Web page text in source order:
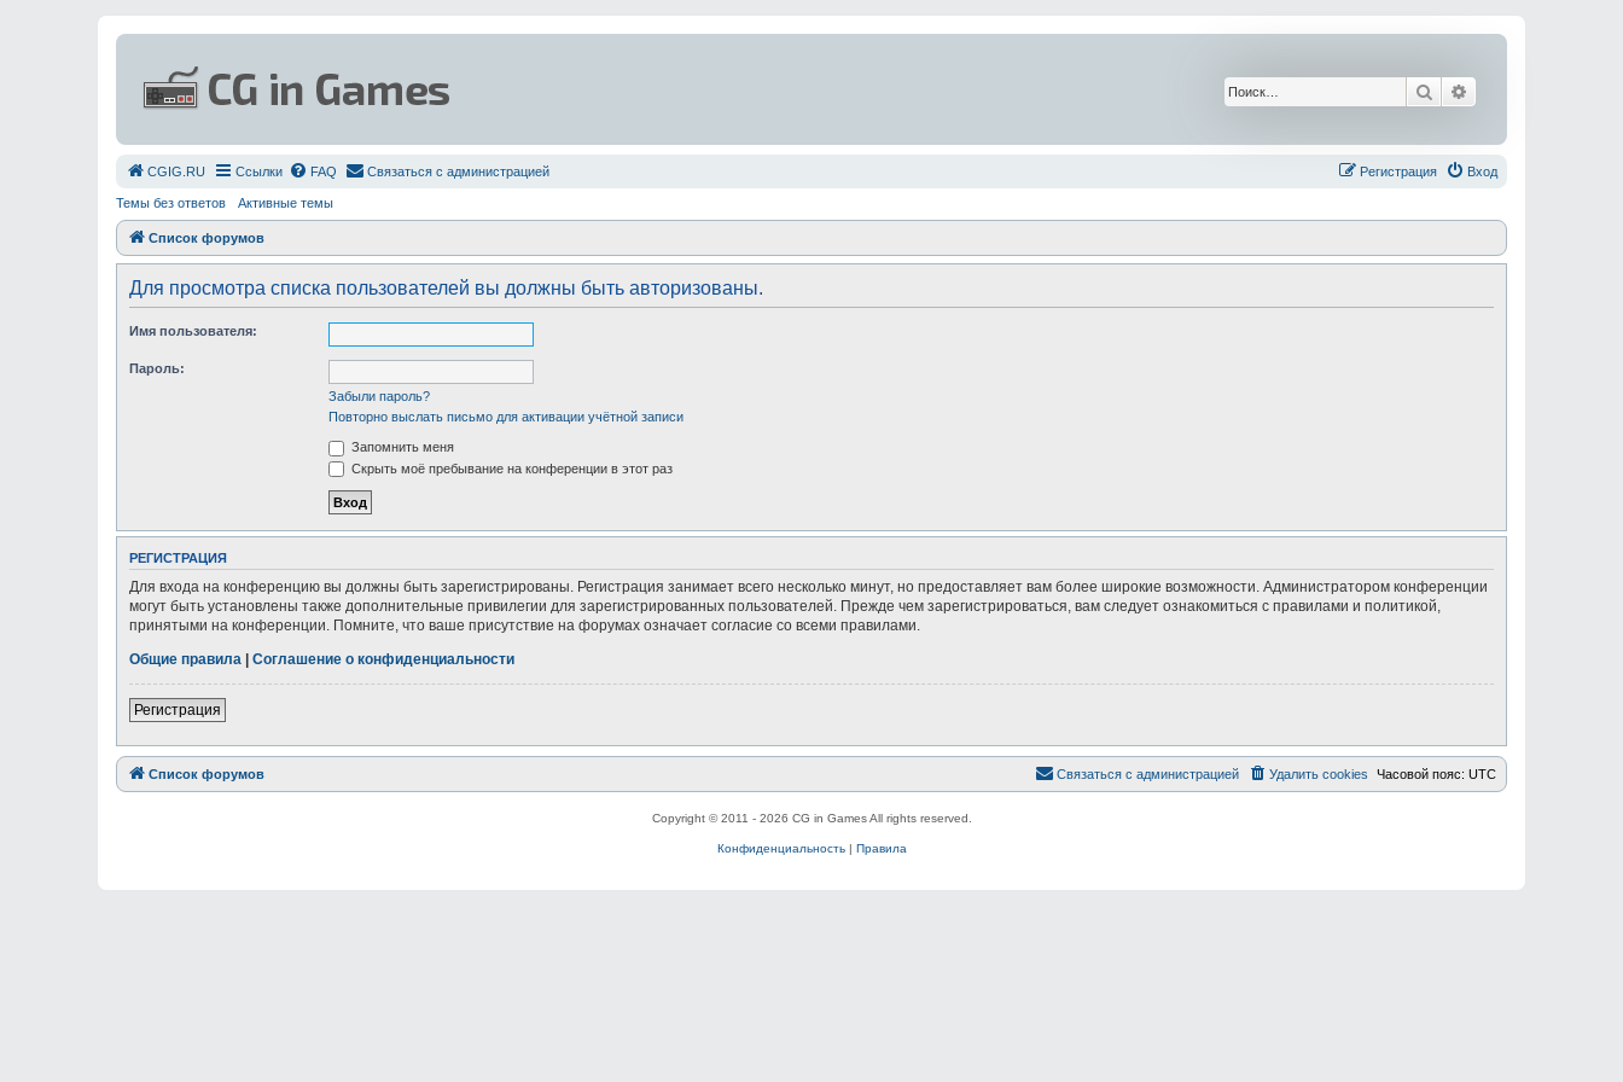
Поиск
СGIG.RU Ссылки FAQ Связаться с администрацией Вход
Регистрация
Темы без ответов Активные темы
Список форумов
Для просмотра списка пользователей вы должны быть авторизованы.
Имя пользователя:
Пароль:
Забыли пароль?
Повторно выслать письмо для активации учётной записи
Запомнить меня
Скрыть моё пребывание на конференции в этот раз
РЕГИСТРАЦИЯ
Для входа на конференцию вы должны быть зарегистрированы. Регистрация занимает всего несколько минут, но предоставляет вам более широкие возможности. Администратором конференции
могут быть установлены также дополнительные привилегии для зарегистрированных пользователей. Прежде чем зарегистрироваться, вам следует ознакомиться с правилами и политикой,
принятыми на конференции. Помните, что ваше присутствие на форумах означает согласие со всеми правилами.
Общие правила | Соглашение о конфиденциальности
Регистрация
Список форумов Часовой пояс: UTC
Удалить cookies
Связаться с администрацией
Copyright © 2011 - 2026 CG in Games All rights reserved.
Конфиденциальность| Правила